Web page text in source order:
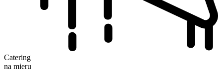
Catering
na mieru